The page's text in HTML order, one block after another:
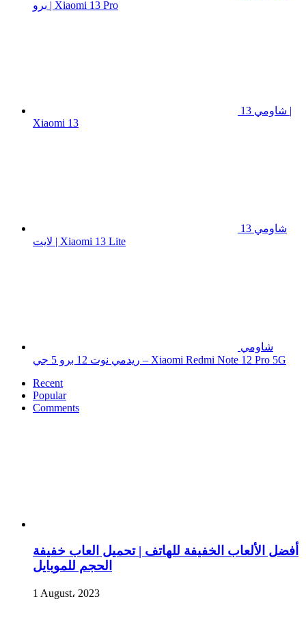
برو | Xiaomi 13 Pro
شاومي 13 |
Xiaomi 13
شاومي 13
لايت | Xiaomi 13 Lite
شاومي
ريدمي نوت 12 برو 5 جي – Xiaomi Redmi Note 12 Pro 5G
Recent
Popular
Comments
أفضل الألعاب الخفيفة للهاتف | تحميل العاب خفيفة
الحجم للموبايل
1 August، 2023